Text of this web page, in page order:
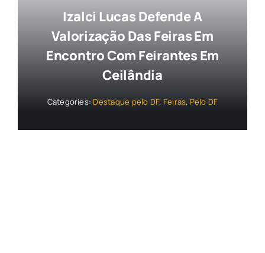
Izalci Lucas Defende A
Valorização Das Feiras Em
Encontro Com Feirantes Em
Ceilândia
Categories: Destaque pelo DF, Feiras, Pelo DF